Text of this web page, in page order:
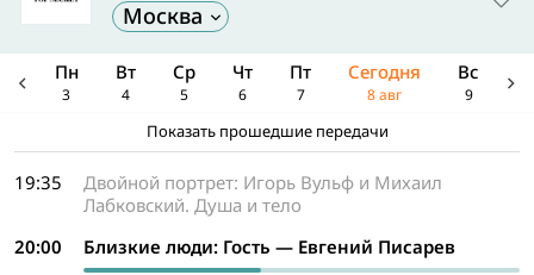
Москва
Пн
3
Вт
4
Ср
5
Чт
6
Пт
7
Сегодня
8 авг
Вс
9
Показать прошедшие передачи
19:35
Двойной портрет: Игорь Вульф и Михаил
Лабковский. Душа и тело
20:00
Близкие люди: Гость — Евгений Писарев